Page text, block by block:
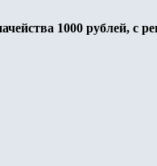
1000 рублей, с